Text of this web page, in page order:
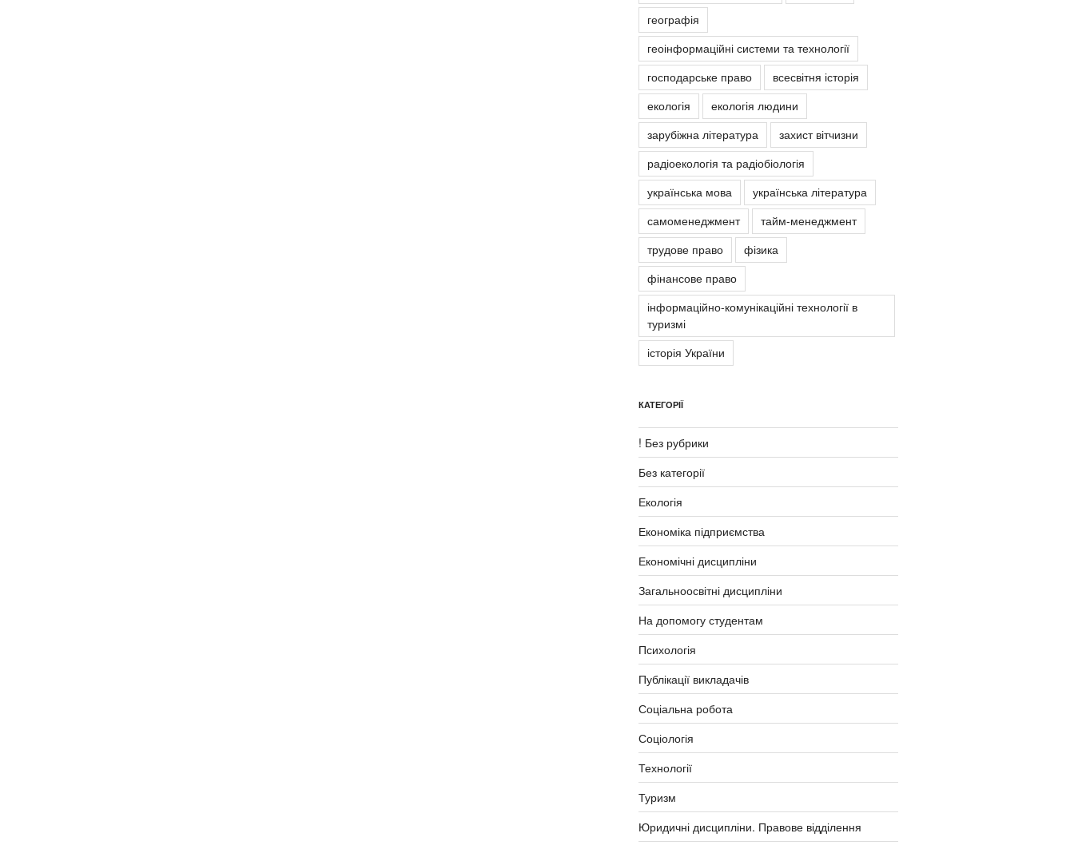
географія
геоінформаційні системи та технології
господарське право
всесвітня історія
екологія
екологія людини
зарубіжна література
захист вітчизни
радіоекологія та радіобіологія
українська мова
українська література
самоменеджмент
тайм-менеджмент
трудове право
фізика
фінансове право
інформаційно-комунікаційні технології в
туризмі
історія України
КАТЕГОРІЇ
! Без рубрики
Без категорії
Екологія
Економіка підприємства
Економічні дисципліни
Загальноосвітні дисципліни
На допомогу студентам
Психологія
Публікації викладачів
Соціальна робота
Соціологія
Технології
Туризм
Юридичні дисципліни. Правове відділення